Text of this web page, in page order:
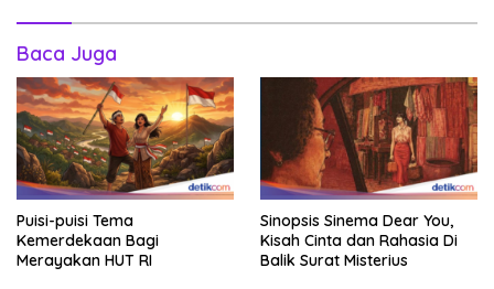
Baca Juga
Puisi-puisi Tema
Kemerdekaan Bagi
Merayakan HUT RI
Sinopsis Sinema Dear You,
Kisah Cinta dan Rahasia Di
Balik Surat Misterius